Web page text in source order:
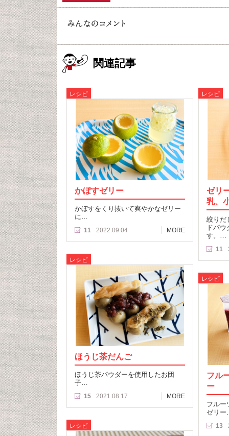
関連記事
レシピ
かぼすゼリー
かぼすをくり抜いて爽やかなゼリー
に…
11 2022.09.04 MORE
レシピ
ゼリ
乳、
絞りだ
ドパ
す。…
11
レシピ
ほうじ茶だんご
ほうじ茶パウダーを使用したお団
子…
15 2021.08.17 MORE
レシピ
フル
ー
フルー
ゼリ
13
レシピ